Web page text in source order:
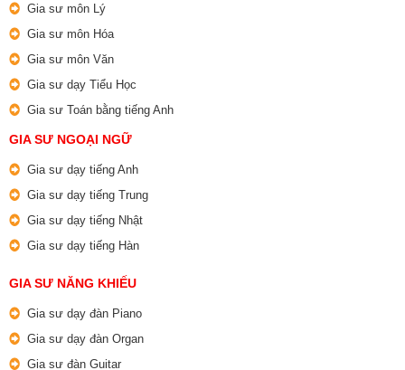
Gia sư môn Lý
Gia sư môn Hóa
Gia sư môn Văn
Gia sư dạy Tiểu Học
Gia sư Toán bằng tiếng Anh
GIA SƯ NGOẠI NGỮ
Gia sư dạy tiếng Anh
Gia sư dạy tiếng Trung
Gia sư dạy tiếng Nhật
Gia sư dạy tiếng Hàn
GIA SƯ NĂNG KHIẾU
Gia sư dạy đàn Piano
Gia sư dạy đàn Organ
Gia sư đàn Guitar